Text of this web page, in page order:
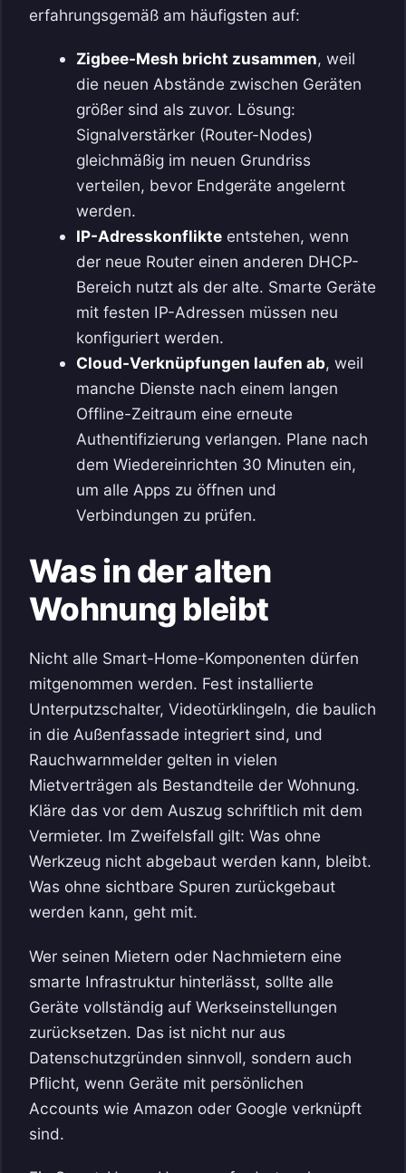
erfahrungsgemäß am häufigsten auf:
Zigbee-Mesh bricht zusammen, weil
die neuen Abstände zwischen Geräten
größer sind als zuvor. Lösung:
Signalverstärker (Router-Nodes)
gleichmäßig im neuen Grundriss
verteilen, bevor Endgeräte angelernt
werden.
IP-Adresskonflikteentstehen, wenn
der neue Router einen anderen DHCP-
Bereich nutzt als der alte. Smarte Geräte
mit festen IP-Adressen müssen neu
konfiguriert werden.
Cloud-Verknüpfungen laufen ab, weil
manche Dienste nach einem langen
Offline-Zeitraum eine erneute
Authentifizierung verlangen. Plane nach
dem Wiedereinrichten 30 Minuten ein,
um alle Apps zu öffnen und
Verbindungen zu prüfen.
Was in der alten
Wohnung bleibt
Nicht alle Smart-Home-Komponenten dürfen
mitgenommen werden. Fest installierte
Unterputzschalter, Videotürklingeln, die baulich
in die Außenfassade integriert sind, und
Rauchwarnmelder gelten in vielen
Mietverträgen als Bestandteile der Wohnung.
Kläre das vor dem Auszug schriftlich mit dem
Vermieter. Im Zweifelsfall gilt: Was ohne
Werkzeug nicht abgebaut werden kann, bleibt.
Was ohne sichtbare Spuren zurückgebaut
werden kann, geht mit.
Wer seinen Mietern oder Nachmietern eine
smarte Infrastruktur hinterlässt, sollte alle
Geräte vollständig auf Werkseinstellungen
zurücksetzen. Das ist nicht nur aus
Datenschutzgründen sinnvoll, sondern auch
Pflicht, wenn Geräte mit persönlichen
Accounts wie Amazon oder Google verknüpft
sind.